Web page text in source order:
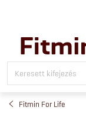
tartalomhoz
Fitmin For Life